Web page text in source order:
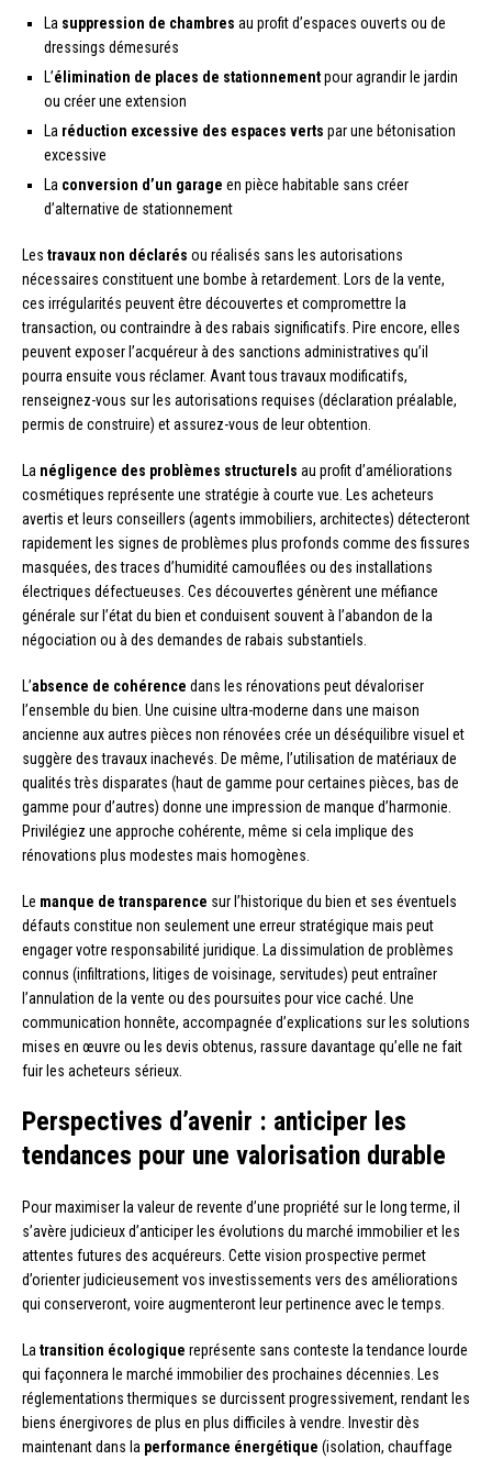
La suppression de chambres au profit d’espaces ouverts ou de
dressings démesurés
L’élimination de places de stationnementpour agrandir le jardin
ou créer une extension
La réduction excessive des espaces verts par une bétonisation
excessive
La conversion d’un garage en pièce habitable sans créer
d’alternative de stationnement
Les travaux non déclarés ou réalisés sans les autorisations
nécessaires constituent une bombe à retardement. Lors de la vente,
ces irrégularités peuvent être découvertes et compromettre la
transaction, ou contraindre à des rabais significatifs. Pire encore, elles
peuvent exposer l’acquéreur à des sanctions administratives qu’il
pourra ensuite vous réclamer. Avant tous travaux modificatifs,
renseignez-vous sur les autorisations requises (déclaration préalable,
permis de construire) et assurez-vous de leur obtention.
La négligence des problèmes structurels au profit d’améliorations
cosmétiques représente une stratégie à courte vue. Les acheteurs
avertis et leurs conseillers (agents immobiliers, architectes) détecteront
rapidement les signes de problèmes plus profonds comme des fissures
masquées, des traces d’humidité camouflées ou des installations
électriques défectueuses. Ces découvertes génèrent une méfiance
générale sur l’état du bien et conduisent souvent à l’abandon de la
négociation ou à des demandes de rabais substantiels.
L’absence de cohérence dans les rénovations peut dévaloriser
l’ensemble du bien. Une cuisine ultra-moderne dans une maison
ancienne aux autres pièces non rénovées crée un déséquilibre visuel et
suggère des travaux inachevés. De même, l’utilisation de matériaux de
qualités très disparates (haut de gamme pour certaines pièces, bas de
gamme pour d’autres) donne une impression de manque d’harmonie.
Privilégiez une approche cohérente, même si cela implique des
rénovations plus modestes mais homogènes.
Le manque de transparence sur l’historique du bien et ses éventuels
défauts constitue non seulement une erreur stratégique mais peut
engager votre responsabilité juridique. La dissimulation de problèmes
connus (infiltrations, litiges de voisinage, servitudes) peut entraîner
l’annulation de la vente ou des poursuites pour vice caché. Une
communication honnête, accompagnée d’explications sur les solutions
mises en œuvre ou les devis obtenus, rassure davantage qu’elle ne fait
fuir les acheteurs sérieux.
Perspectives d’avenir : anticiper les
tendances pour une valorisation durable
Pour maximiser la valeur de revente d’une propriété sur le long terme, il
s’avère judicieux d’anticiper les évolutions du marché immobilier et les
attentes futures des acquéreurs. Cette vision prospective permet
d’orienter judicieusement vos investissements vers des améliorations
qui conserveront, voire augmenteront leur pertinence avec le temps.
La transition écologique représente sans conteste la tendance lourde
qui façonnera le marché immobilier des prochaines décennies. Les
réglementations thermiques se durcissent progressivement, rendant les
biens énergivores de plus en plus difficiles à vendre. Investir dès
maintenant dans la performance énergétique (isolation, chauffage